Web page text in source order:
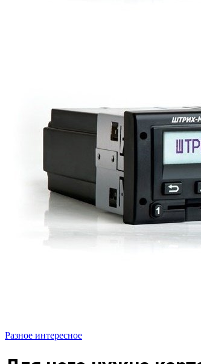
Разное интересное